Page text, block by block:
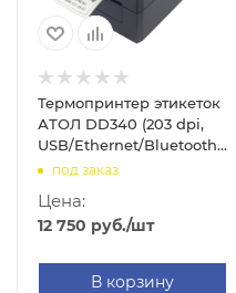
Термопринтер этикеток
АТОЛ DD340 (203 dpi,
USB/Ethernet/Bluetooth,
арт. 64563)
под заказ
Цена:
12 750 руб./шт
В корзину